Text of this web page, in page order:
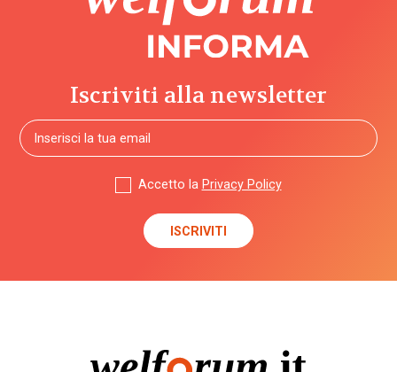
Iscriviti alla newsletter
Accetto la Privacy Policy